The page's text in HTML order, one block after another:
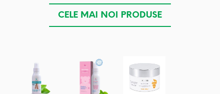
CELE MAI NOI PRODUSE